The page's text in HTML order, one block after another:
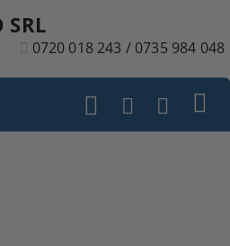
SRL
0720 018 243 / 0735 984 048